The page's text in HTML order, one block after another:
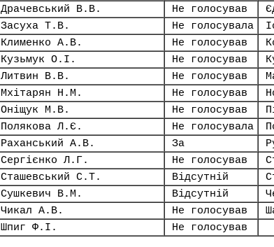
Драчевський В.В.
Не голосував
Засуха Т.В.
Не голосувала
Клименко А.В.
Не голосував
Кузьмук О.І.
Не голосував
Литвин В.В.
Не голосував
Мхітарян Н.М.
Не голосував
Оніщук М.В.
Не голосував
Полякова Л.Є.
Не голосувала
Раханський А.В.
За
Сергієнко Л.Г.
Не голосував
Сташевський С.Т.
Відсутній
Сушкевич В.М.
Відсутній
Чикал А.В.
Не голосував
Шпиг Ф.І.
Не голосував